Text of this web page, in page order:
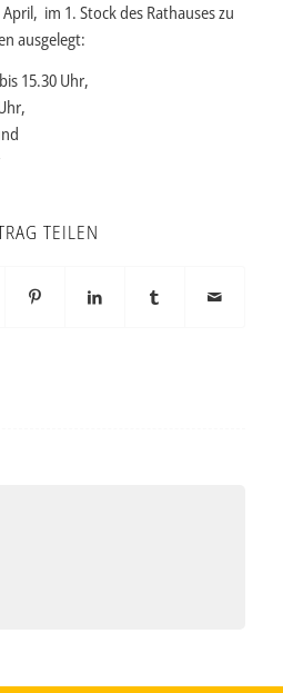
im 1. Stock des Rathauses zu
ausgelegt:
15.30 Uhr,
TEILEN